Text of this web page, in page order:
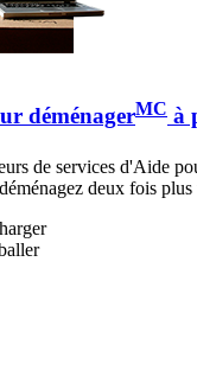
déménagerMC à
de services d'Aide
deux fois plus